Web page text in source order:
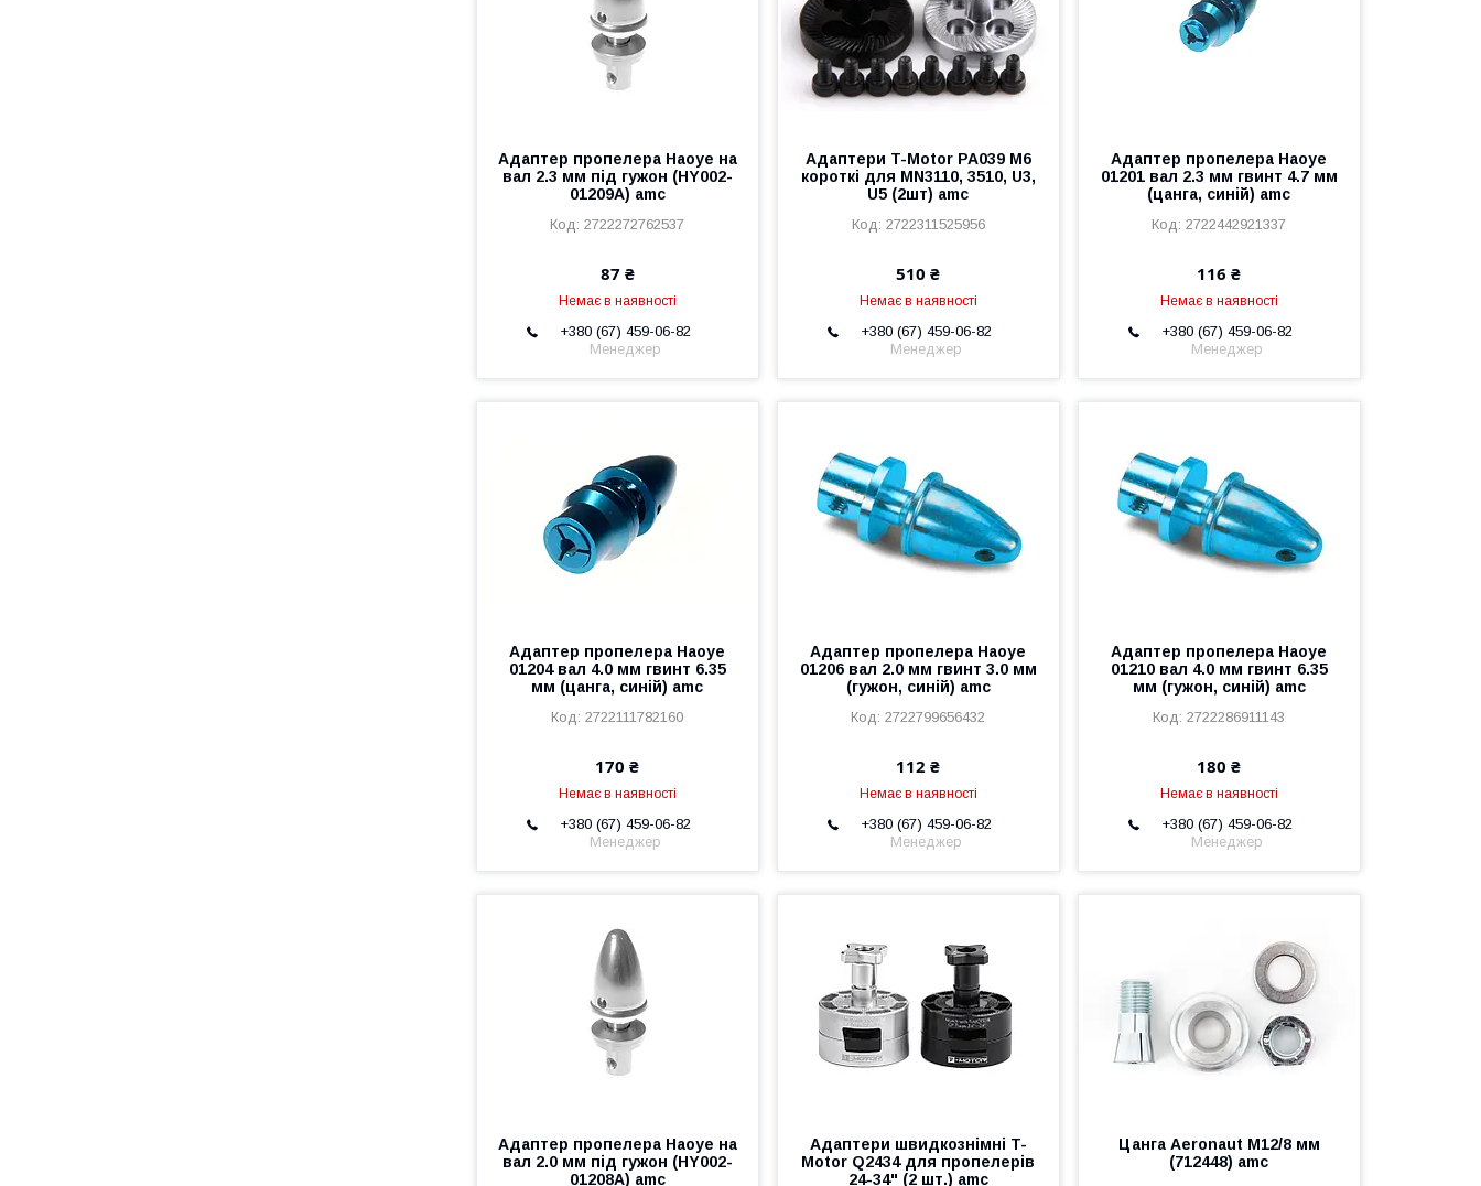
Адаптер пропелера Haoye на
вал 2.3 мм під гужон (HY002-
01209A) amc
2722272762537
87 ₴
Немає в наявності
+380 (67) 459-06-82
Менеджер
Адаптери T-Motor PA039 M6
короткі для MN3110, 3510, U3,
U5 (2шт) amc
2722311525956
510 ₴
Немає в наявності
+380 (67) 459-06-82
Менеджер
Адаптер пропелера Haoye
01201 вал 2.3 мм гвинт 4.7 мм
(цанга, синій) amc
2722442921337
116 ₴
Немає в наявності
+380 (67) 459-06-82
Менеджер
Адаптер пропелера Haoye
01204 вал 4.0 мм гвинт 6.35
мм (цанга, синій) amc
2722111782160
170 ₴
Немає в наявності
+380 (67) 459-06-82
Менеджер
Адаптер пропелера Haoye
01206 вал 2.0 мм гвинт 3.0 мм
(гужон, синій) amc
2722799656432
112 ₴
Немає в наявності
+380 (67) 459-06-82
Менеджер
Адаптер пропелера Haoye
01210 вал 4.0 мм гвинт 6.35
мм (гужон, синій) amc
2722286911143
180 ₴
Немає в наявності
+380 (67) 459-06-82
Менеджер
Адаптер пропелера Haoye на
вал 2.0 мм під гужон (HY002-
01208A) amc
Адаптери швидкознімні T-
Motor Q2434 для пропелерів
24-34" (2 шт.) amc
Цанга Aeronaut M12/8 мм
(712448) amc